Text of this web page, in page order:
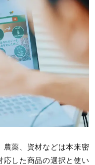
農薬、資材などは本来密
応した商品の選択と使い